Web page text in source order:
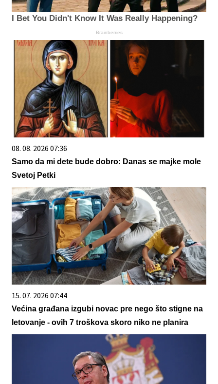
I Bet You Didn't Know It Was Really Happening?
Brainberries
08. 08. 2026 07:36
Samo da mi dete bude dobro: Danas se majke mole
Svetoj Petki
15. 07. 2026 07:44
Većina građana izgubi novac pre nego što stigne na
letovanje - ovih 7 troškova skoro niko ne planira